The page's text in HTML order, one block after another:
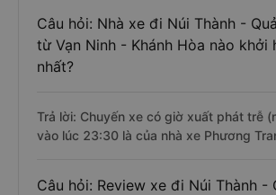
Câu hỏi: Nhà xe đi Núi Thành -
từ Vạn Ninh - Khánh Hòa nào khởi
nhất?
Trả lời: Chuyến xe có giờ xuất phát trễ
vào lúc 23:30 là của nhà xe Phương
Câu hỏi: Review xe đi Núi Thành -